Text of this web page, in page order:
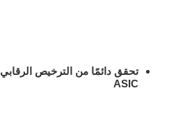
تحقق دائمًا من الترخيص الرقابي
ASIC